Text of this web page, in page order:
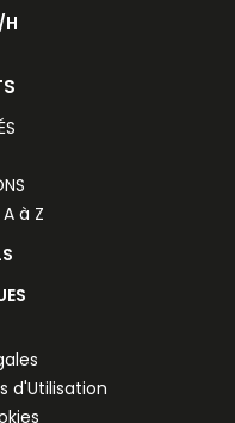
H
à Z
d'Utilisation